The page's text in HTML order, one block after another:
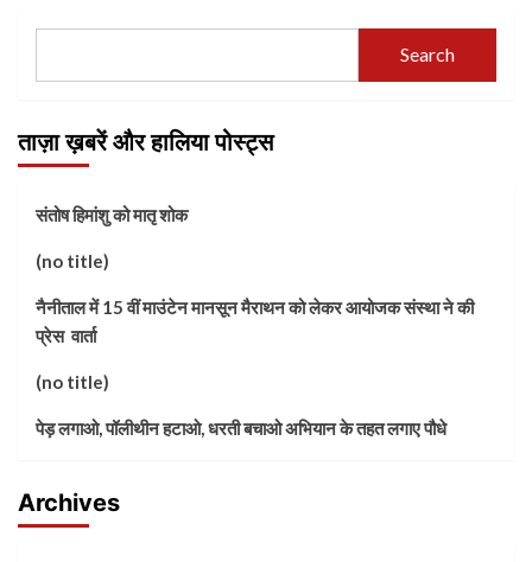
Search
ताज़ा ख़बरें और हालिया पोस्ट्स
संतोष हिमांशु को मातृ शोक
(no title)
नैनीताल में 15 वीं माउंटेन मानसून मैराथन को लेकर आयोजक संस्था ने की
प्रेस वार्ता
(no title)
पेड़ लगाओ, पॉलीथीन हटाओ, धरती बचाओ अभियान के तहत लगाए पौधे
Archives